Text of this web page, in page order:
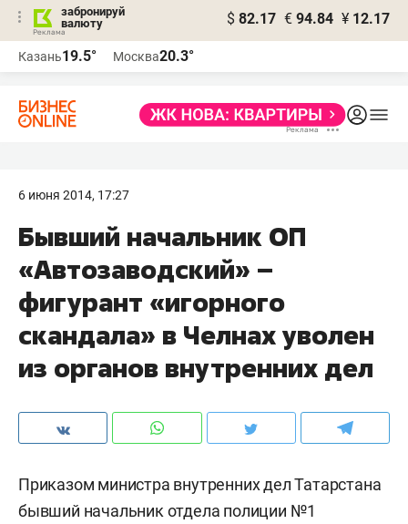
забронируй
валюту
$ 82.17 € 94.84 ¥ 12.17
Казань19.5° Москва20.3°
6 июня 2014, 17:27
Бывший начальник ОП
«Автозаводский» –
фигурант «игорного
скандала» в Челнах уволен
из органов внутренних дел
Приказом министра внутренних дел Татарстана
бывший начальник отдела полиции №1